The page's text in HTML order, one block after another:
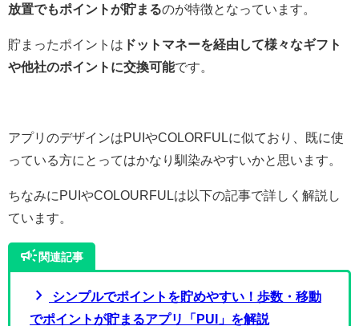
放置でもポイントが貯まるのが特徴となっています。
貯まったポイントは ドットマネーを経由して様々なギフト
や他社のポイントに交換可能です。
アプリのデザインはPUIやCOLORFULに似ており、既に使
っている方にとってはかなり馴染みやすいかと思います。
ちなみにPUIやCOLOURFULは以下の記事で詳しく解説し
ています。
campaign関連記事
chevron_right
シンプルでポイントを貯めやすい！歩数・移動
でポイントが貯まるアプリ「PUI」を解説